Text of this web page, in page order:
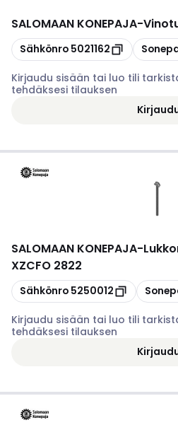
SALOMAAN KONEPAJA-
Kopioi
Sähkönro 5021162 Kopioi
Kirjaudu sisään tai luo tili
tehdäksesi tilauksen
SALOMAAN KONEPAJA-
XZCFO 2822
Kopioi
Sähkönro 5250012 Kopioi
Kirjaudu sisään tai luo tili
tehdäksesi tilauksen